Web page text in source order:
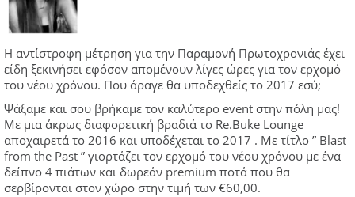
Η αντίστροφη μέτρηση για την Παραμονή Πρωτοχρονιάς έχει
είδη ξεκινήσει εφόσον απομένουν λίγες ώρες για τoν ερχομό
του νέου χρόνου. Που άραγε θα υποδεχθείς το 2017 εσύ;
Ψάξαμε και σου βρήκαμε τον καλύτερο event στην πόλη μας!
Με μια άκρως διαφορετική βραδιά το Re.Buke Lounge
αποχαιρετά το 2016 και υποδέχεται το 2017 . Με τίτλο ” Blast
from the Past ” γιορτάζει τον ερχομό του νέου χρόνου με ένα
δείπνο 4 πιάτων και δωρεάν premium ποτά που θα
σερβίρονται στον χώρο στην τιμή των €60,00.